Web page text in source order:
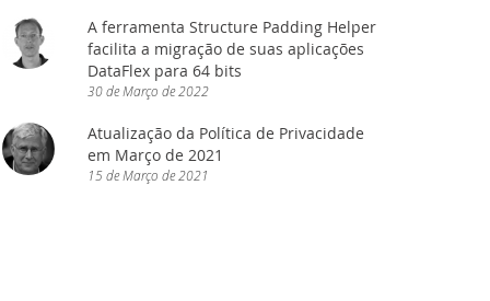
A ferramenta Structure Padding Helper
facilita a migração de suas aplicações
DataFlex para 64 bits
30deMarço de2022
Atualização da Política de Privacidade
em Março de 2021
15deMarço de2021
agora!